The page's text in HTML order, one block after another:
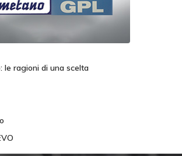
le ragioni di una scelta